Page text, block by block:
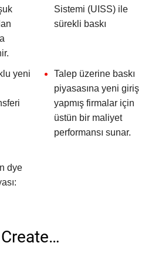
Sistemi (UISS) ile
sürekli baskı
yeni
Talep üzerine baskı
piyasasına yeni giriş
yapmış firmalar için
üstün bir maliyet
performansı sunar.
dye
Create…